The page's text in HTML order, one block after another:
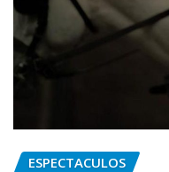
ESPECTACULOS